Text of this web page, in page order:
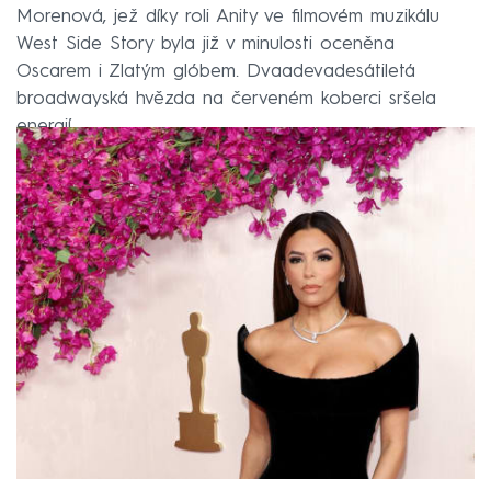
Morenová, jež díky roli Anity ve filmovém muzikálu
West Side Story byla již v minulosti oceněna
Oscarem i Zlatým glóbem. Dvaadevadesátiletá
broadwayská hvězda na červeném koberci sršela
energií.